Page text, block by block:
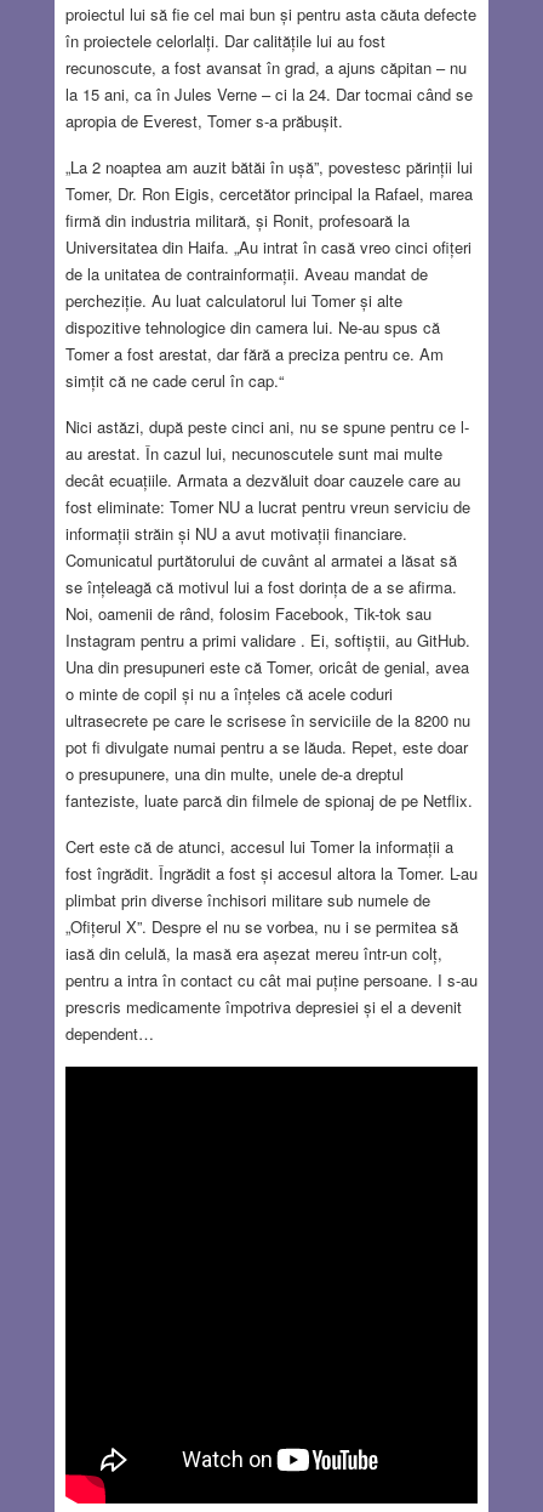
proiectul lui să fie cel mai bun și pentru asta căuta defecte
în proiectele celorlalți. Dar calitățile lui au fost
recunoscute, a fost avansat în grad, a ajuns căpitan – nu
la 15 ani, ca în Jules Verne – ci la 24. Dar tocmai când se
apropia de Everest, Tomer s-a prăbușit.
„La 2 noaptea am auzit bătăi în ușă”, povestesc părinții lui
Tomer, Dr. Ron Eigis, cercetător principal la Rafael, marea
firmă din industria militară, și Ronit, profesoară la
Universitatea din Haifa. „Au intrat în casă vreo cinci ofițeri
de la unitatea de contrainformații. Aveau mandat de
percheziție. Au luat calculatorul lui Tomer și alte
dispozitive tehnologice din camera lui. Ne-au spus că
Tomer a fost arestat, dar fără a preciza pentru ce. Am
simțit că ne cade cerul în cap.“
Nici astăzi, după peste cinci ani, nu se spune pentru ce l-
au arestat. În cazul lui, necunoscutele sunt mai multe
decât ecuațiile. Armata a dezvăluit doar cauzele care au
fost eliminate: Tomer NU a lucrat pentru vreun serviciu de
informații străin și NU a avut motivații financiare.
Comunicatul purtătorului de cuvânt al armatei a lăsat să
se înțeleagă că motivul lui a fost dorința de a se afirma.
Noi, oamenii de rând, folosim Facebook, Tik-tok sau
Instagram pentru a primi validare . Ei, softiștii, au GitHub.
Una din presupuneri este că Tomer, oricât de genial, avea
o minte de copil și nu a înțeles că acele coduri
ultrasecrete pe care le scrisese în serviciile de la 8200 nu
pot fi divulgate numai pentru a se lăuda. Repet, este doar
o presupunere, una din multe, unele de-a dreptul
fanteziste, luate parcă din filmele de spionaj de pe Netflix.
Cert este că de atunci, accesul lui Tomer la informații a
fost îngrădit. Îngrădit a fost și accesul altora la Tomer. L-au
plimbat prin diverse închisori militare sub numele de
„Ofițerul X”. Despre el nu se vorbea, nu i se permitea să
iasă din celulă, la masă era așezat mereu într-un colț,
pentru a intra în contact cu cât mai puține persoane. I s-au
prescris medicamente împotriva depresiei și el a devenit
dependent…